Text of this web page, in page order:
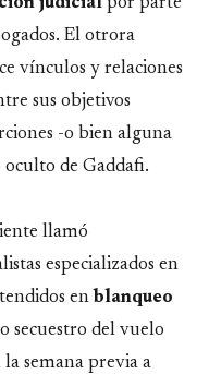
judicial por parte
El otrora
vínculos y relaciones
sus objetivos
-o bien alguna
de Gaddafi.
llamó
especializados en
en blanqueo
secuestro del vuelo
la semana previa a